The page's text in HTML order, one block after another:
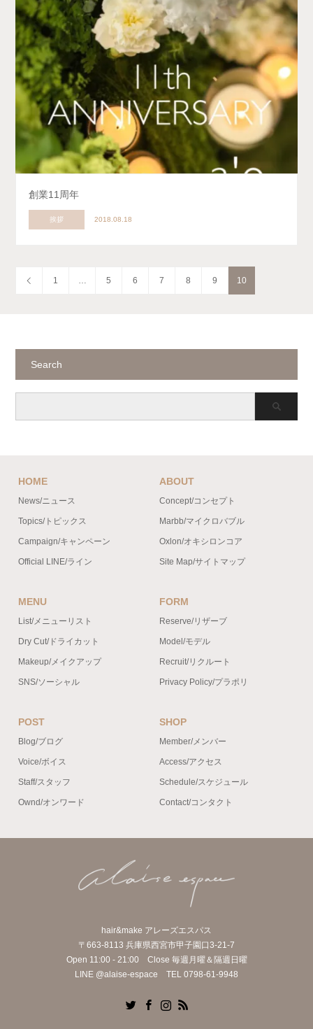
創業11周年
挨拶 2018.08.18
1 … 5 6 7 8 9 10
Search
HOME
News/ニュース
Topics/トピックス
Campaign/キャンペーン
Official LINE/ライン
ABOUT
Concept/コンセプト
Marbb/マイクロバブル
Oxlon/オキシロンコア
Site Map/サイトマップ
MENU
List/メニューリスト
Dry Cut/ドライカット
Makeup/メイクアップ
SNS/ソーシャル
FORM
Reserve/リザーブ
Model/モデル
Recruit/リクルート
Privacy Policy/プラポリ
POST
Blog/ブログ
Voice/ボイス
Staff/スタッフ
Ownd/オンワード
SHOP
Member/メンバー
Access/アクセス
Schedule/スケジュール
Contact/コンタクト
hair&make アレーズエスパス
〒663-8113 兵庫県西宮市甲子園口3-21-7
Open 11:00 - 21:00 Close 毎週月曜＆隔週日曜
LINE @alaise-espace TEL 0798-61-9948